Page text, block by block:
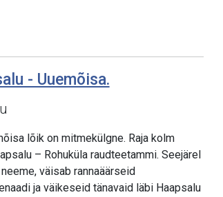
- Uuemõisa.
lõik on mitmekülgne. Raja kolm
– Rohuküla raudteetammi. Seejärel
väisab rannaäärseid
ja väikeseid tänavaid läbi Haapsalu